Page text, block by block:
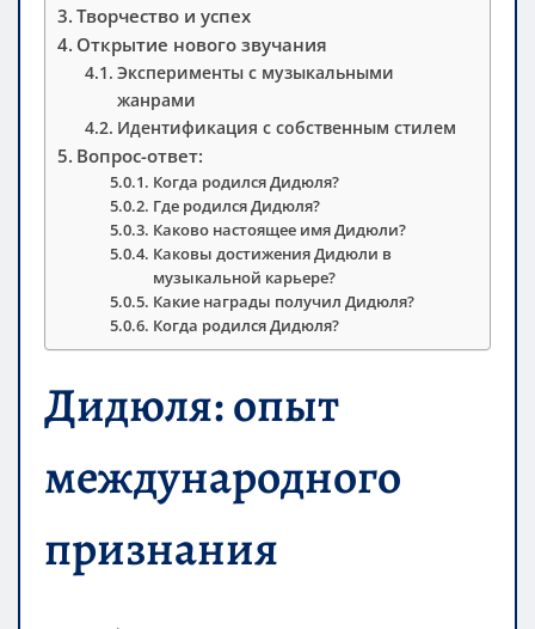
Творчество и успех
Открытие нового звучания
Эксперименты с музыкальными
жанрами
Идентификация с собственным стилем
Вопрос-ответ:
Когда родился Дидюля?
Где родился Дидюля?
Каково настоящее имя Дидюли?
Каковы достижения Дидюли в
музыкальной карьере?
Какие награды получил Дидюля?
Когда родился Дидюля?
Дидюля: опыт
международного
признания